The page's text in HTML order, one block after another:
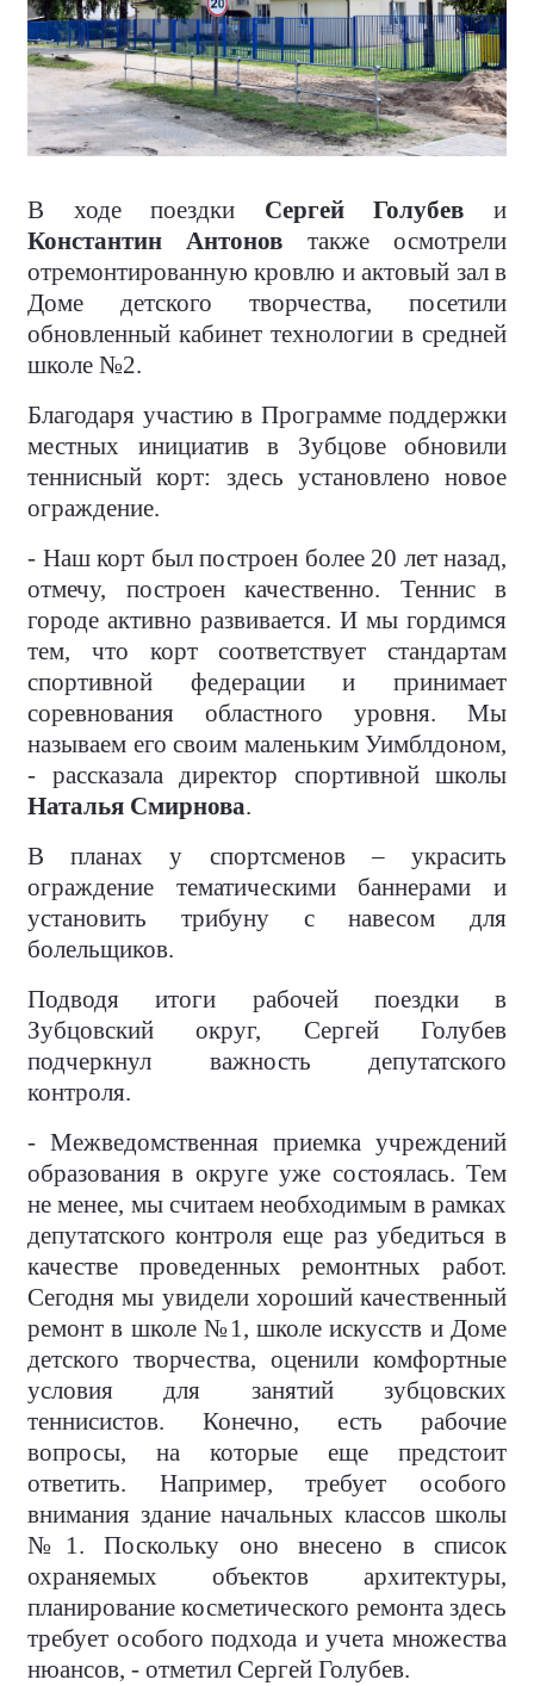
В ходе поездки Сергей Голубев и
Константин Антонов также осмотрели
отремонтированную кровлю и актовый зал в
Доме детского творчества, посетили
обновленный кабинет технологии в средней
школе №2.
Благодаря участию в Программе поддержки
местных инициатив в Зубцове обновили
теннисный корт: здесь установлено новое
ограждение.
- Наш корт был построен более 20 лет назад,
отмечу, построен качественно. Теннис в
городе активно развивается. И мы гордимся
тем, что корт соответствует стандартам
спортивной федерации и принимает
соревнования областного уровня. Мы
называем его своим маленьким Уимблдоном,
- рассказала директор спортивной школы
Наталья Смирнова.
В планах у спортсменов – украсить
ограждение тематическими баннерами и
установить трибуну с навесом для
болельщиков.
Подводя итоги рабочей поездки в
Зубцовский округ, Сергей Голубев
подчеркнул важность депутатского
контроля.
- Межведомственная приемка учреждений
образования в округе уже состоялась. Тем
не менее, мы считаем необходимым в рамках
депутатского контроля еще раз убедиться в
качестве проведенных ремонтных работ.
Сегодня мы увидели хороший качественный
ремонт в школе №1, школе искусств и Доме
детского творчества, оценили комфортные
условия для занятий зубцовских
теннисистов. Конечно, есть рабочие
вопросы, на которые еще предстоит
ответить. Например, требует особого
внимания здание начальных классов школы
№1. Поскольку оно внесено в список
охраняемых объектов архитектуры,
планирование косметического ремонта здесь
требует особого подхода и учета множества
нюансов, - отметил Сергей Голубев.